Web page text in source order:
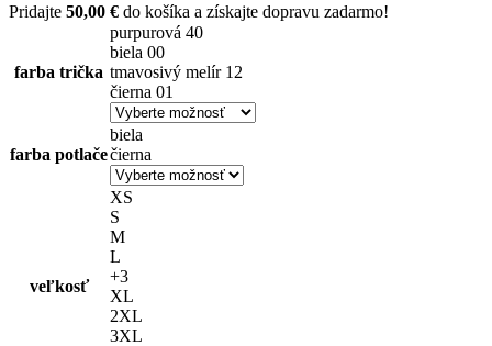
Pridajte 50,00 € do košíka a získajte dopravu zadarmo!
farba trička
purpurová 40
biela 00
tmavosivý melír 12
čierna 01
farba potlače
biela
čierna
veľkosť
XS
S
M
L
+3
XL
2XL
3XL